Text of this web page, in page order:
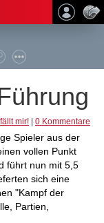
mir! 0 Kommentare
Spieler aus der
vollen Punkt
führt nun mit 5,5
sich eine
"Kampf der
Partien,